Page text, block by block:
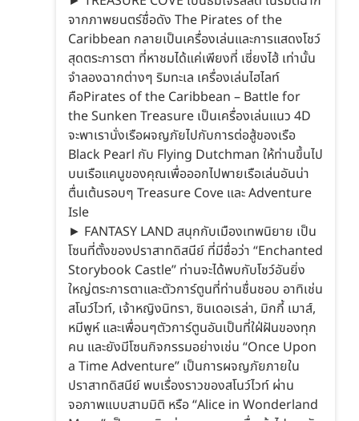
จากภาพยนตร์ชื่อดัง The Pirates of the
Caribbean กลายเป็นเครื่องเล่นและการแสดงโชว์
สุดตระการตา ที่หาชมได้แค่เพียงที่ เซี่ยงไฮ้ เท่านั้น
จำลองฉากต่างๆ ริมทะเล เครื่องเล่นไฮไลท์
คือPirates of the Caribbean – Battle for
the Sunken Treasure เป็นเครื่องเล่นแนว 4D
จะพาเรานั่งเรือผจญภัยไปกับการต่อสู้ของเรือ
Black Pearl กับ Flying Dutchman ให้ท่านขึ้นไป
บนเรือแคนูของคุณเพื่อออกไปพายเรือเล่นอันน่า
ตื่นเต้นรอบๆ Treasure Cove และ Adventure
Isle
► FANTASY LAND สนุกกับเมืองเทพนิยาย เป็น
โซนที่ตั้งของปราสาทดิสนีย์ ที่มีชื่อว่า “Enchanted
Storybook Castle” ท่านจะได้พบกับโชว์อันยิ่ง
ใหญ่ตระการตาและตัวการ์ตูนที่ท่านชื่นชอบ อาทิเช่น
สโนว์ไวท์, เจ้าหญิงนิทรา, ซินเดอเรล่า, มิกกี้ เมาส์,
หมีพูห์ และเพื่อนๆตัวการ์ตูนอันเป็นที่ใฝ่ฝันของทุก
คน และยังมีโซนกิจกรรมอย่างเช่น “Once Upon
a Time Adventure” เป็นการผจญภัยภายใน
ปราสาทดิสนีย์ พบเรื่องราวของสโนว์ไวท์ ผ่าน
จอภาพแบบสามมิติ หรือ “Alice in Wonderland